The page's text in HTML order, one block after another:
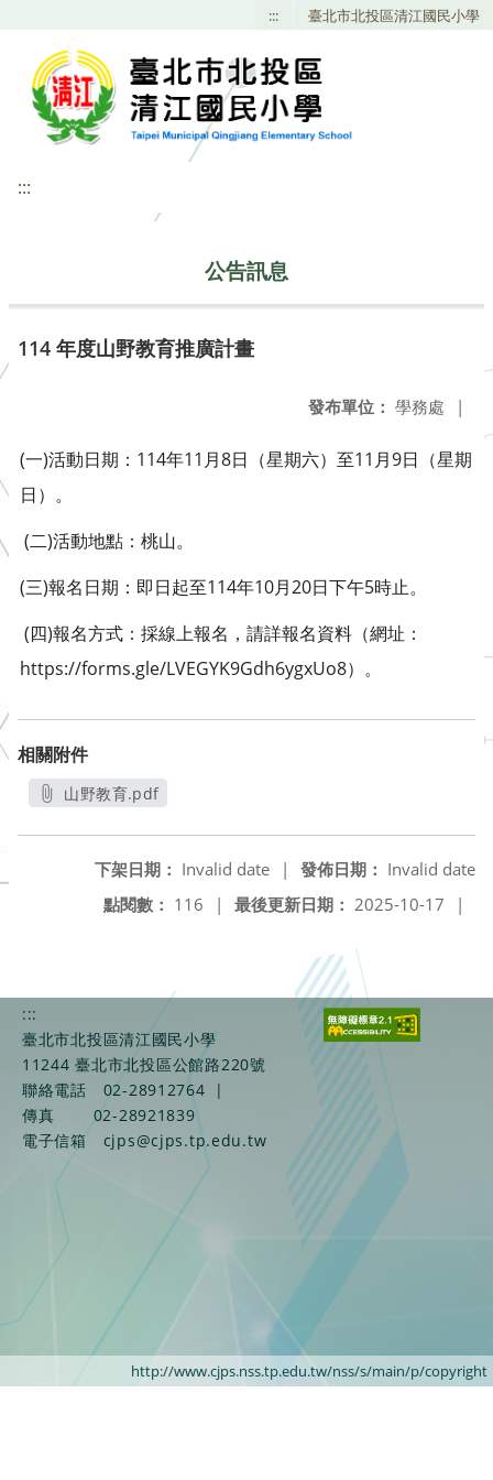
::: 臺北市北投區清江國民小學
:::
公告訊息
114 年度山野教育推廣計畫
發布單位： 學務處 |
(一)活動日期：114年11月8日（星期六）至11月9日（星期
日）。
(二)活動地點：桃山。
(三)報名日期：即日起至114年10月20日下午5時止。
(四)報名方式：採線上報名，請詳報名資料（網址：
https://forms.gle/LVEGYK9Gdh6ygxUo8）。
相關附件
山野教育.pdf
發佈日期： Invalid date
下架日期： Invalid date
|
最後更新日期： 2025-10-17 |
點閱數： 116 |
:::
臺北市北投區清江國民小學
11244 臺北市北投區公館路220號
聯絡電話
02-28912764
|
傳真
02-28921839
電子信箱
cjps@cjps.tp.edu.tw
http://www.cjps.nss.tp.edu.tw/nss/s/main/p/copyright